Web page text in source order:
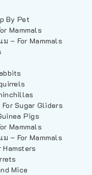
By Pet
Mammals
– For Mammals
Sugar Gliders
Pigs
Mammals
– For Mammals
Hamsters
Mice